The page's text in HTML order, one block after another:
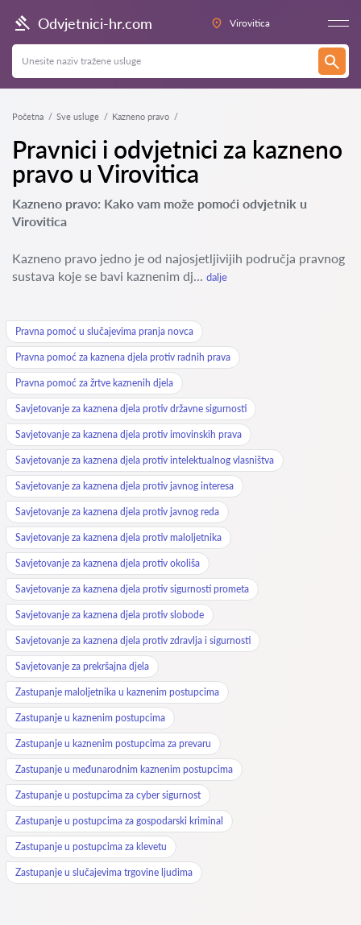
Odvjetnici-hr.com Virovitica
Početna Sve usluge Kazneno pravo
Pravnici i odvjetnici za kazneno
pravo u Virovitica
Kazneno pravo: Kako vam može pomoći odvjetnik u
Virovitica
Kazneno pravo jedno je od najosjetljivijih područja pravnog
sustava koje se bavi kaznenim dj... dalje
Pravna pomoć u slučajevima pranja novca
Pravna pomoć za kaznena djela protiv radnih prava
Pravna pomoć za žrtve kaznenih djela
Savjetovanje za kaznena djela protiv državne sigurnosti
Savjetovanje za kaznena djela protiv imovinskih prava
Savjetovanje za kaznena djela protiv intelektualnog vlasništva
Savjetovanje za kaznena djela protiv javnog interesa
Savjetovanje za kaznena djela protiv javnog reda
Savjetovanje za kaznena djela protiv maloljetnika
Savjetovanje za kaznena djela protiv okoliša
Savjetovanje za kaznena djela protiv sigurnosti prometa
Savjetovanje za kaznena djela protiv slobode
Savjetovanje za kaznena djela protiv zdravlja i sigurnosti
Savjetovanje za prekršajna djela
Zastupanje maloljetnika u kaznenim postupcima
Zastupanje u kaznenim postupcima
Zastupanje u kaznenim postupcima za prevaru
Zastupanje u međunarodnim kaznenim postupcima
Zastupanje u postupcima za cyber sigurnost
Zastupanje u postupcima za gospodarski kriminal
Zastupanje u postupcima za klevetu
Zastupanje u slučajevima trgovine ljudima